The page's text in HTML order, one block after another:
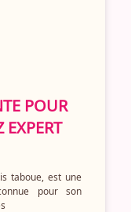
POUR
EXPERT
taboue, est une
pour son